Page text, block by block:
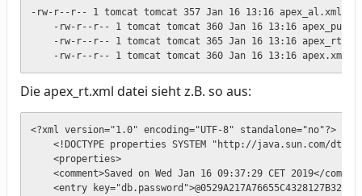
-rw-r--r-- 1 tomcat tomcat 357 Jan 16 13:16 apex_al.xml
-rw-r--r-- 1 tomcat tomcat 360 Jan 16 13:16
-rw-r--r-- 1 tomcat tomcat 365 Jan 16 13:16
    -rw-r--r-- 1 tomcat tomcat 360 Jan 16 13:16 apex.xml
Die apex_rt.xml datei sieht z.B. so aus:
<?xml version="1.0" encoding="UTF-8" standalone="no"?>
<!DOCTYPE properties SYSTEM "http://java.sun.com/dtd/
    <properties>
<comment>Saved on Wed Jan 16 09:37:29 CET 2019</
<entry